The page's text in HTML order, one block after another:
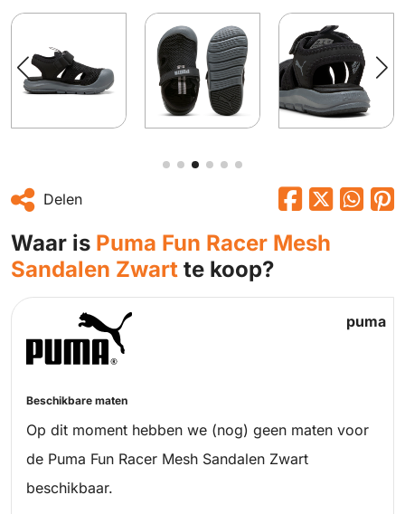
Delen
Waar is Puma Fun Racer Mesh
Sandalen Zwart te koop?
puma
Beschikbare maten
Op dit moment hebben we (nog) geen maten voor
de Puma Fun Racer Mesh Sandalen Zwart
beschikbaar.